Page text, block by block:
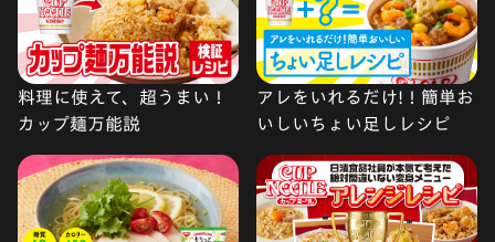
料理に使えて、超うまい！
カップ麺万能説
アレをいれるだけ!！簡単お
いしいちょい足しレシピ